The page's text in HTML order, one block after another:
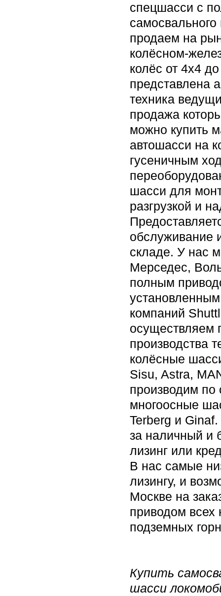
спецшасси с
продаем на
колёсном-
колёс от 4х4
представлена
техника
продажа
можно купить
автошасси на
гусеничным
шасси для
разгрузкой и
обслуживание
складе. У нас
Мерседес,
полным
компаний
осуществляем
производства
колёсные
Sisu, Astra,
производим
многоосные
Terberg и
за наличный и
лизинг или
В нас самые
лизингу, и
Москве на
приводом всех
подземных
Купить
шасси